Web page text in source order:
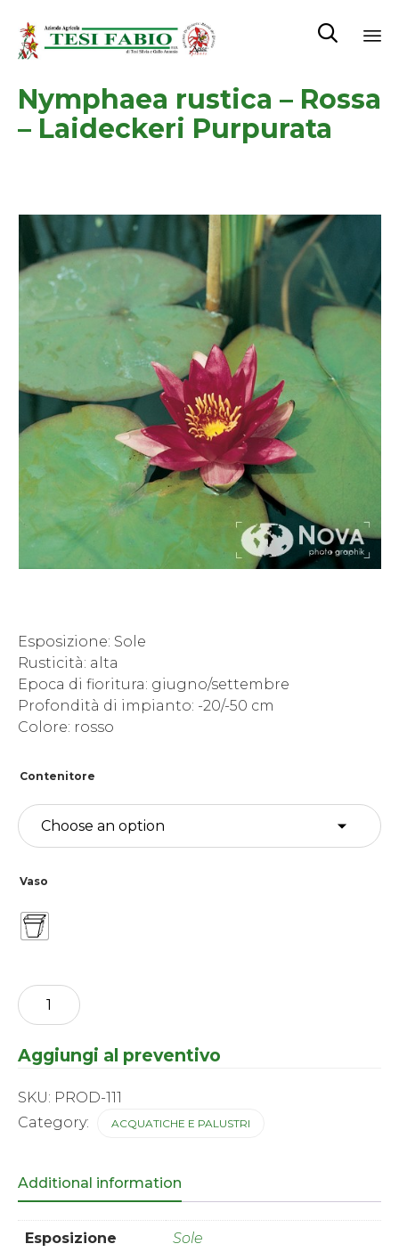

Nymphaea rustica – Rossa
– Laideckeri Purpurata
Esposizione: Sole
Rusticità: alta
Epoca di fioritura: giugno/settembre
Profondità di impianto: -20/-50 cm
Colore: rosso
Contenitore
Vaso
Nymphaea
rustica
-
quantity
Aggiungi al preventivo
SKU: PROD-111
Category:
ACQUATICHE E PALUSTRI
Additional information
Esposizione Sole